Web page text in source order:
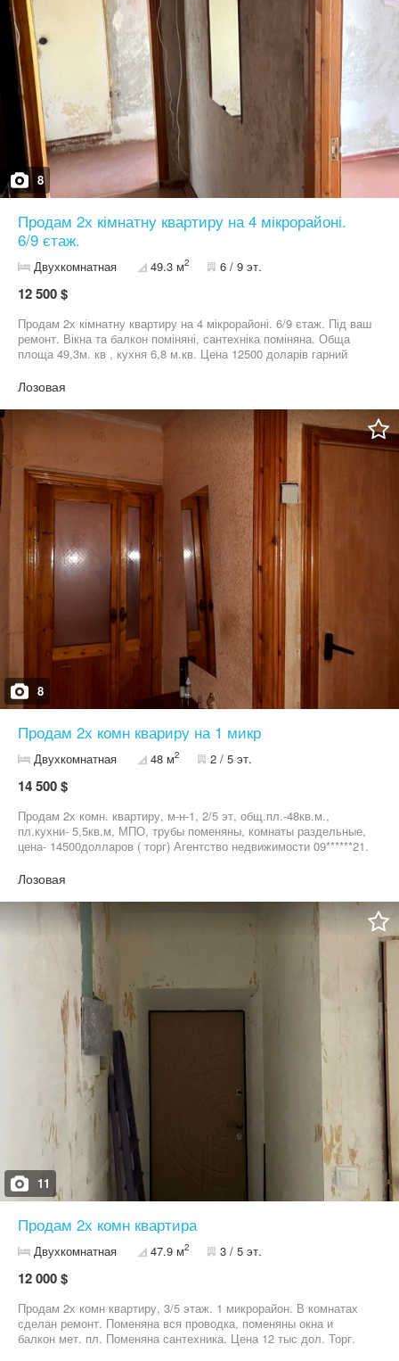
8
Продам 2х кімнатну квартиру на 4 мікрорайоні.
6/9 єтаж.
Двухкомнатная 49.3 м2 6 / 9 эт.
12 500 $
Продам 2х кімнатну квартиру на 4 мікрорайоні. 6/9 єтаж. Під ваш
ремонт. Вікна та балкон поміняні, сантехніка поміняна. Обща
площа 49,3м. кв , кухня 6,8 м.кв. Цена 12500 доларів гарний
Лозовая
8
Продам 2х комн квариру на 1 микр
Двухкомнатная 48 м2 2 / 5 эт.
14 500 $
Продам 2х комн. квартиру, м-н-1, 2/5 эт, общ.пл.-48кв.м.,
пл.кухни- 5,5кв.м, МПО, трубы поменяны, комнаты раздельные,
цена- 14500долларов ( торг) Агентство недвижимости 09******21.
Лозовая
11
Продам 2х комн квартира
Двухкомнатная 47.9 м2 3 / 5 эт.
12 000 $
Продам 2х комн квартиру, 3/5 этаж. 1 микрорайон. В комнатах
сделан ремонт. Поменяна вся проводка, поменяны окна и
балкон мет. пл. Поменяна сантехника. Цена 12 тыс дол. Торг.